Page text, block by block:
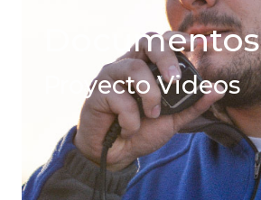
Documentos
Proyecto Videos